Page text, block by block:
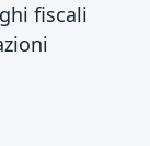
fiscali